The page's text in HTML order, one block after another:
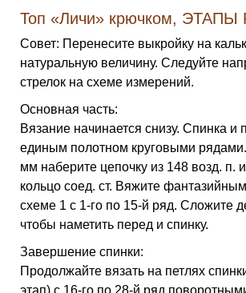
Топ «Личи» крючком,
Совет: Перенесите выкройку на
натуральную величину. Следуйте
стрелок на схеме измерений.
Основная часть:
Вязание начинается снизу. Спинка и
единым полотном круговыми
мм наберите цепочку из 148 возд. п.
кольцо соед. ст. Вяжите
схеме 1 с 1-го по 15-й ряд. Сложите
чтобы наметить перед и спинку.
Завершение спинки:
Продолжайте вязать на петлях
этап) с 16-го по 28-й ряд